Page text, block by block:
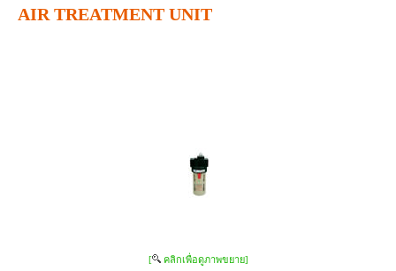
AIR TREATMENT UNIT
[ คลิกเพื่อดูภาพขยาย]